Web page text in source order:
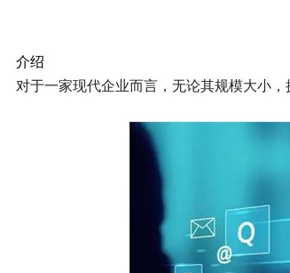
介绍
对于一家现代企业而言，无论其规模大小